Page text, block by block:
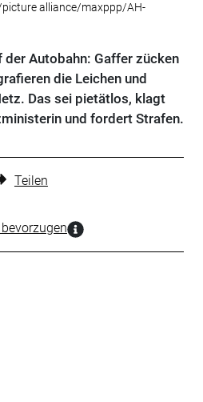
alliance/maxppp/AH-
der Autobahn: Gaffer zücken
die Leichen und
Das sei pietätlos, klagt
und fordert Strafen.
Teilen